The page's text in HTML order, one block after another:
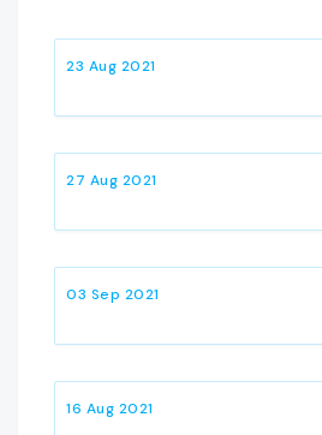
16 Aug 2021
23 Aug 2021
27 Aug 2021
03 Sep 2021